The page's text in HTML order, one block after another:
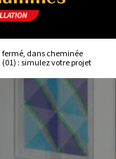
fermé, dans cheminée
: simulez votre projet